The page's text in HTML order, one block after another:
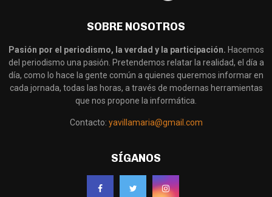
SOBRE NOSOTROS
Pasión por el periodismo, la verdad y la participación. Hacemos
del periodismo una pasión. Pretendemos relatar la realidad, el día a
día, como lo hace la gente común a quienes queremos informar en
cada jornada, todas las horas, a través de modernas herramientas
que nos propone la informática.
Contacto: yavillamaria@gmail.com
SÍGANOS